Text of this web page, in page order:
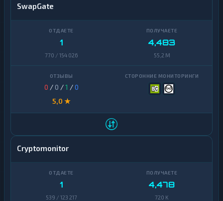
SwapGate
1
770 / 154 026
4,483
55,2 M
0 / 0 /1 /0
5,0 ★
Cryptomonitor
1
539 / 123 217
4,478
720 K